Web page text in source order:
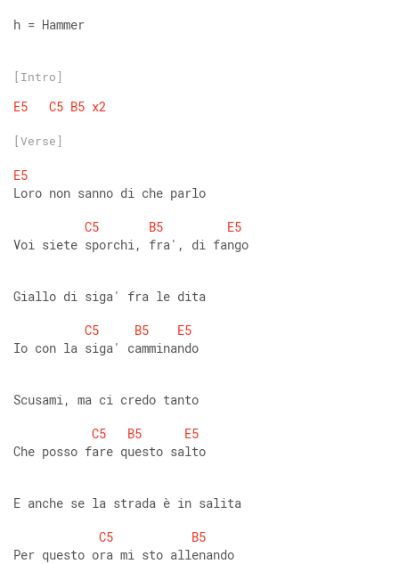
h = Hammer
[Intro]
E5 C5 B5 x2
[Verse]
E5
Loro non sanno di che parlo
C5
B5
E5
Voi siete sporchi, fra', di fango
Giallo di siga' fra le dita
C5
B5
E5
Io con la siga' camminando
Scusami, ma ci credo tanto
C5
B5
E5
Che posso fare questo salto
E anche se la strada è in salita
C5
B5
Per questo ora mi sto allenando